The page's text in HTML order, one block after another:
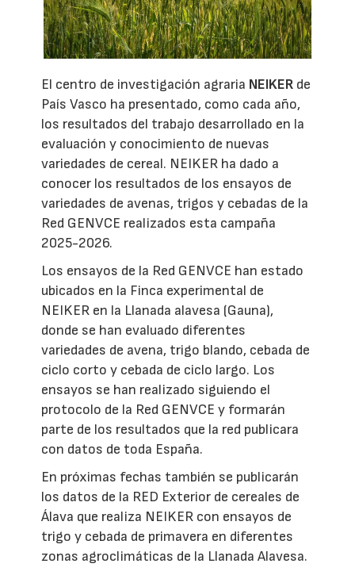
El centro de investigación agraria NEIKER de
País Vasco ha presentado, como cada año,
los resultados del trabajo desarrollado en la
evaluación y conocimiento de nuevas
variedades de cereal. NEIKER ha dado a
conocer los resultados de los ensayos de
variedades de avenas, trigos y cebadas de la
Red GENVCE realizados esta campaña
2025-2026.
Los ensayos de la Red GENVCE han estado
ubicados en la Finca experimental de
NEIKER en la Llanada alavesa (Gauna),
donde se han evaluado diferentes
variedades de avena, trigo blando, cebada de
ciclo corto y cebada de ciclo largo. Los
ensayos se han realizado siguiendo el
protocolo de la Red GENVCE y formarán
parte de los resultados que la red publicara
con datos de toda España.
En próximas fechas también se publicarán
los datos de la RED Exterior de cereales de
Álava que realiza NEIKER con ensayos de
trigo y cebada de primavera en diferentes
zonas agroclimáticas de la Llanada Alavesa.